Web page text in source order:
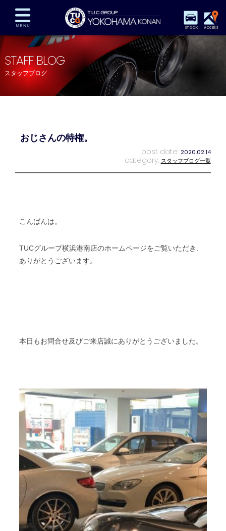
STOCK ACCESS
在庫車両情報 保証&サービス パーツリスト
TUCとは？ 店舗情報 アクセスマップ
全国納車 特別作業 注文販売
STAFF BLOG
スタッフブログ
おじさんの特権。
post date: 2020.02.14
category: スタッフブログ一覧
こんばんは。
TUCグループ横浜港南店のホームページをご覧いただき、
ありがとうございます。
本日もお問合せ及びご来店誠にありがとうございました。